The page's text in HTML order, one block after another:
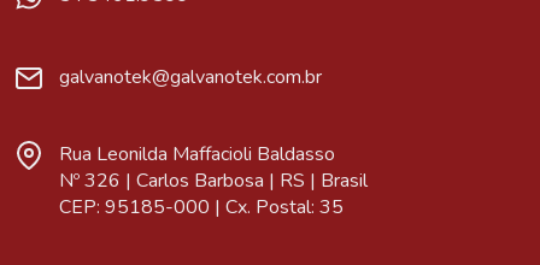
galvanotek@galvanotek.com.br
Rua Leonilda Maffacioli Baldasso
Nº 326 | Carlos Barbosa | RS | Brasil
CEP: 95185-000 | Cx. Postal: 35